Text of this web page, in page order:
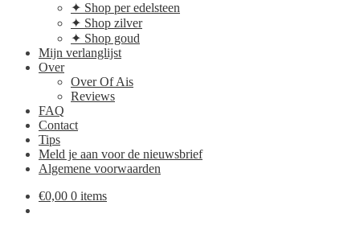
✦ Shop per edelsteen
✦ Shop zilver
✦ Shop goud
Mijn verlanglijst
Over
Over Of Ais
Reviews
FAQ
Contact
Tips
Meld je aan voor de nieuwsbrief
Algemene voorwaarden
€0,00 0 items